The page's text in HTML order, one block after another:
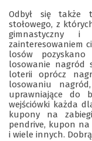
Odbył się także
stołowego, z
gimnastyczny
zainteresowaniem
losów pozyskano
losowanie nagród
loterii oprócz
losowaniu
uprawniające do
wejściówki każda
kupony na
pendrive, kupon
i wiele innych.